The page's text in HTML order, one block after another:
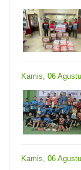
Kamis, 06
Kamis, 06